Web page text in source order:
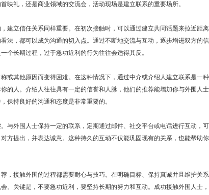
映礼，还是商业领域的交流会，活动现场是建立联系的重要场所。
建立信任关系同样重要。在初次接触时，可以通过建立共同话题来拉近距
法，都可以成为沟通的切入点。通过不断地交流与互动，逐步增进双方的
个长期过程，过于急功近利的行为往往会适得其反。
或其他原因而变得困难。在这种情况下，通过中介或介绍人建立联系是一
的人。介绍人往往具有一定的信誉和人脉，他们的推荐能增加你与外围人
保持良好的沟通和态度是非常重要的。
与外围人士保持一定的联系，定期通过邮件、社交平台或电话进行互动，
方提出，并表达诚意。这种持久的互动不仅能巩固现有的关系，也能帮助
，接触外围的过程都需要耐心与技巧。在明确目标、保持真诚并且维护关
。关键是，不要急功近利，要坚持长期的努力和互动。成功接触外围人士